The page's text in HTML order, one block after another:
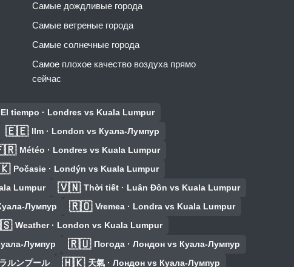
Самые дождливые города
Самые ветреные города
Самые солнечные города
Самое плохое качество воздуха прямо
сейчас
El tiempo · Londres vs Kuala Lumpur
🇪🇪 Ilm · London vs Куала-Лумпур
Météo · Londres vs Kuala Lumpur
Počasie · Londýn vs Kuala Lumpur
Lumpur 🇻🇳 Thời tiết · Luân Đôn vs Kuala Lumpur
Лумпур 🇷🇴 Vremea · Londra vs Kuala Lumpur
Weather · London vs Kuala Lumpur
Лумпур 🇷🇺 Погода · Лондон vs Куала-Лумпур
ルンプール 🇭🇰 天氣 · Лондон vs Куала-Лумпур